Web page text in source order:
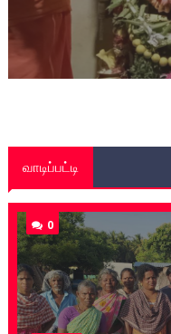
வாடிப்பட்டி
0